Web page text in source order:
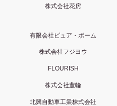
株式会社花房
有限会社ピュア・ボーム
株式会社フジヨウ
FLOURISH
株式会社豊輪
北興自動車工業株式会社